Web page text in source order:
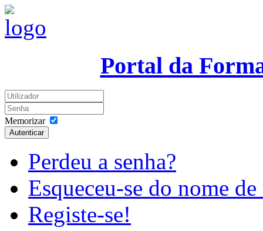
Portal da
Memorizar
Autenticar
Perdeu a senha?
Esqueceu-se do nome
Registe-se!